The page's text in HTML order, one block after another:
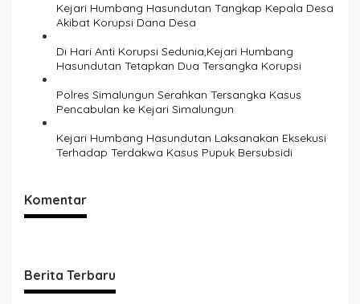
Kejari Humbang Hasundutan Tangkap Kepala Desa
Akibat Korupsi Dana Desa
Di Hari Anti Korupsi Sedunia,Kejari Humbang
Hasundutan Tetapkan Dua Tersangka Korupsi
Polres Simalungun Serahkan Tersangka Kasus
Pencabulan ke Kejari Simalungun
Kejari Humbang Hasundutan Laksanakan Eksekusi
Terhadap Terdakwa Kasus Pupuk Bersubsidi
Komentar
Berita Terbaru